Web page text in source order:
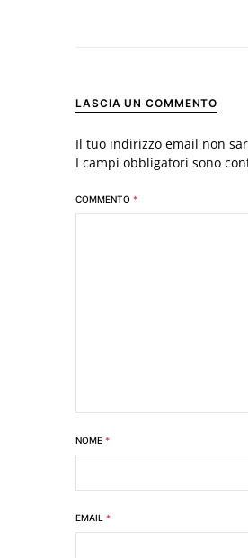
LASCIA UN COMMENTO
Il tuo indirizzo email non
I campi obbligatori sono
COMMENTO *
NOME *
EMAIL *